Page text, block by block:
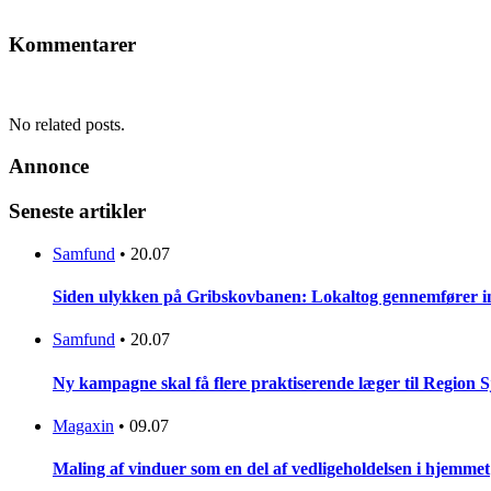
Kommentarer
No related posts.
Annonce
Seneste artikler
Samfund • 20.07
Siden ulykken på Gribskovbanen: Lokaltog
Samfund • 20.07
Ny kampagne skal få flere praktiserende læger til Region
Magaxin • 09.07
Maling af vinduer som en del af vedligeholdelsen i hjemmet